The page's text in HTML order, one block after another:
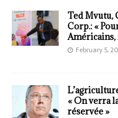
Ted Mvutu,
Corp.: «
Américains,
February 5,
« On verra
réservée »